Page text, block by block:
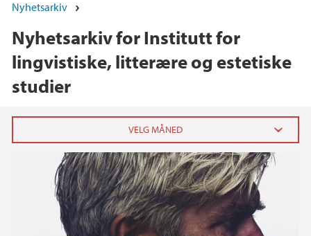
Nyhetsarkiv
Nyhetsarkiv for Institutt for
lingvistiske, litterære og estetiske
studier
2026
mai (1)
mars (4)
februar (1)